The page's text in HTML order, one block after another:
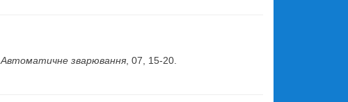
Автоматичне зварювання , 07, 15-20.